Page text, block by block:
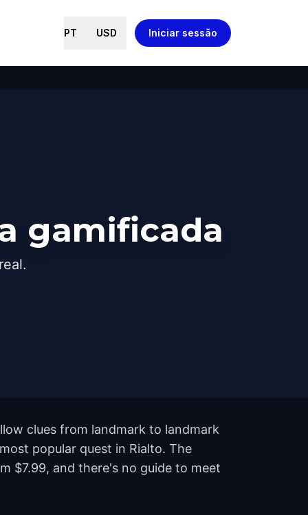
PT USD Iniciar sessão
gamificada
clues from landmark to landmark
popular quest in Rialto. The
$7.99, and there's no guide to meet